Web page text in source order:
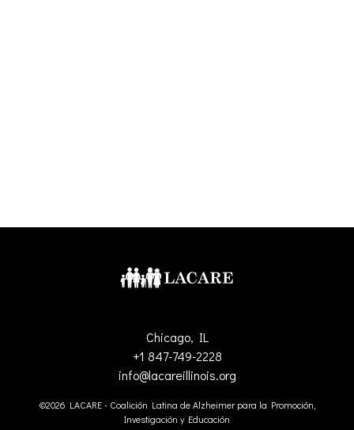
Chicago, IL
+1 847-749-2228
info@lacareillinois.org
©2026 LACARE - Coalición Latina de Alzheimer para la Promoción,
Investigación y Educación